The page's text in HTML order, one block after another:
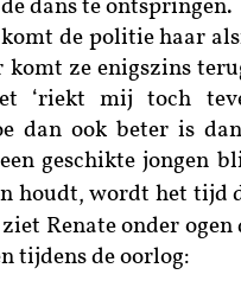
dans te ontspringen.
de politie haar
komt ze enigszins
‘riekt mij toch
dan ook beter is
geschikte jongen
houdt, wordt het tijd
Renate onder
tijdens de oorlog: